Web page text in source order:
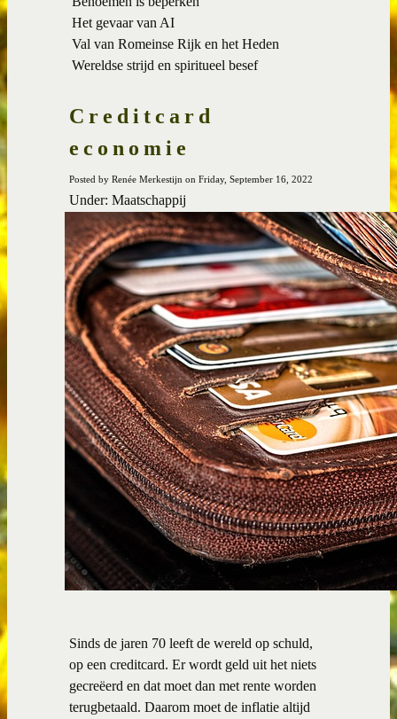
Het gevaar van AI
Val van Romeinse Rijk en het Heden
Wereldse strijd en spiritueel besef
Creditcard
economie
Posted by Renée Merkestijn on Friday, September 16, 2022
Under: Maatschappij
Sinds de jaren 70 leeft de wereld op schuld,
op een creditcard. Er wordt geld uit het niets
gecreëerd en dat moet dan met rente worden
terugbetaald. Daarom moet de inflatie altijd